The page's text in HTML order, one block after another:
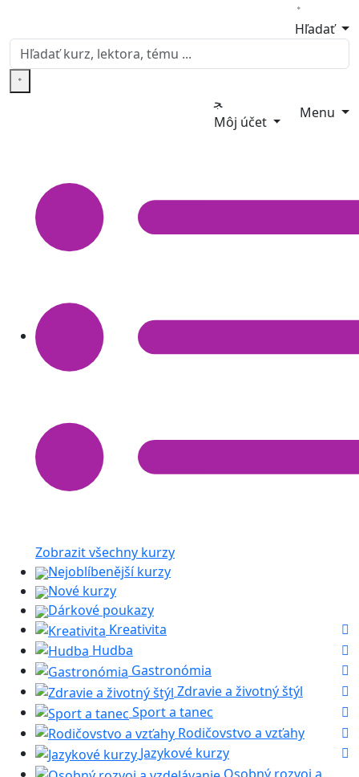
Hľadať
Môj účet
Menu
Zobrazit všechny kurzy
Nejoblíbenější kurzy
Nové kurzy
Dárkové poukazy
Kreativita
Hudba
Gastronómia
Zdravie a životný štýl
Sport a tanec
Rodičovstvo a vzťahy
Jazykové kurzy